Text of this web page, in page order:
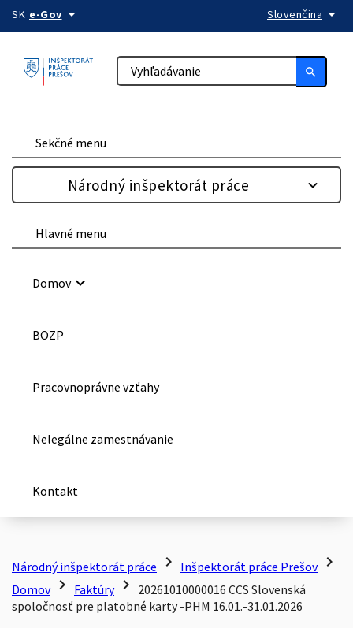
Preskočiť na obsah
SK e-Govarrow_drop_down Slovenčina arrow_drop_down
search
Sekčné menu
Národný inšpektorát práce
Hlavné menu
Domovkeyboard_arrow_down
BOZP
Pracovnoprávne vzťahy
Nelegálne zamestnávanie
Kontakt
Národný inšpektorát práce chevron_right Inšpektorát práce Prešov chevron_right
Domov chevron_right Faktúry chevron_right 20261010000016 CCS Slovenská
spoločnosť pre platobné karty -PHM 16.01.-31.01.2026